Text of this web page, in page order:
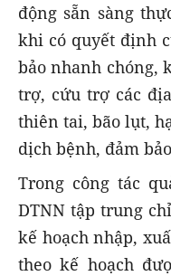
động sẵn sàng
khi có quyết định
bảo nhanh chóng,
trợ, cứu trợ các
thiên tai, bão lụt,
dịch bệnh, đảm
Trong công tác
DTNN tập trung
kế hoạch nhập,
theo kế hoạch